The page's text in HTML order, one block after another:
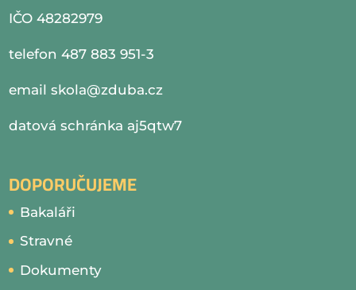
IČO 48282979
telefon 487 883 951-3
emailskola@zduba.cz
datová schránka aj5qtw7
DOPORUČUJEME
Bakaláři
Stravné
Dokumenty